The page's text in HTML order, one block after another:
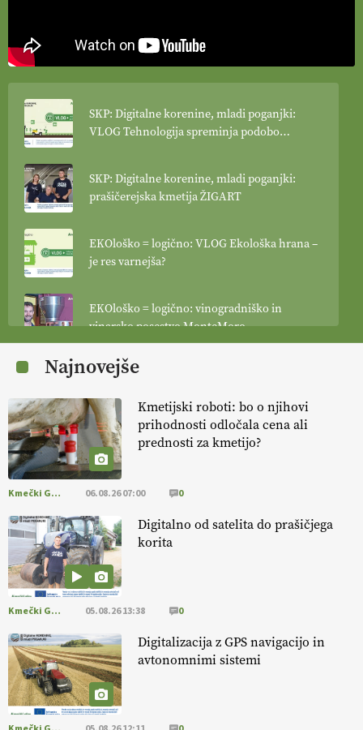
SKP: Digitalne korenine, mladi poganjki:
VLOG Tehnologija spreminja podobo
SKP: Digitalne korenine, mladi poganjki:
prašičerejska kmetija ŽIGART
EKOloško = logično: VLOG Ekološka hrana –
je res varnejša?
EKOloško = logično: vinogradniško in
vinarsko posestvo MonteMoro
EKOloško = logično: ekološka kmetija
EKOloško = logično: ekološka kmetija
HOMAR
EKOloško = logično: VLOG Ekološko
kmetijstvo brez škropljenja?
EKOloško = logično: ekološka kmetija
ALTENBAHER
EKOloško = logično: ekološko oljarstvo
MORGAN
EKOloško = logično: ekološka kmetija
FREŠER
Najnovejše
Kmetijski roboti: bo o njihovi
prihodnosti odločala cena ali
prednosti za kmetijo?
Kmečki Glas 06.08.26 07:00 0
Digitalno od satelita do prašičjega
korita
Kmečki Glas 05.08.26 13:38 0
Digitalizacija z GPS navigacijo in
avtonomnimi sistemi